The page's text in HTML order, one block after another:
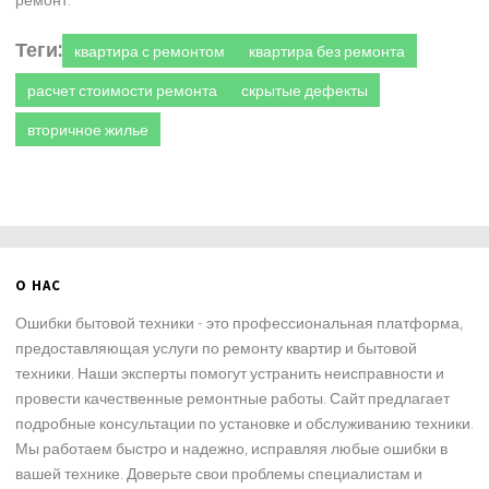
Теги: квартира с ремонтом квартира без ремонта
расчет стоимости ремонта скрытые дефекты
вторичное жилье
О НАС
Ошибки бытовой техники - это профессиональная платформа,
предоставляющая услуги по ремонту квартир и бытовой
техники. Наши эксперты помогут устранить неисправности и
провести качественные ремонтные работы. Сайт предлагает
подробные консультации по установке и обслуживанию техники.
Мы работаем быстро и надежно, исправляя любые ошибки в
вашей технике. Доверьте свои проблемы специалистам и